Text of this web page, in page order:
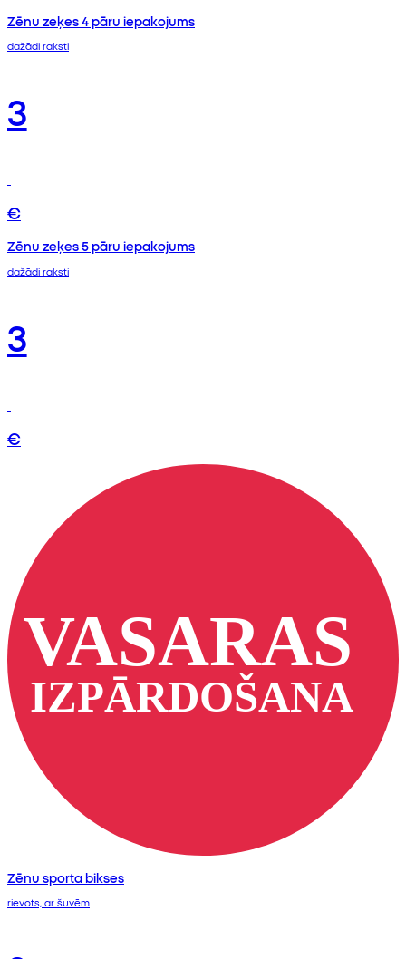
Zēnu zeķes 4 pāru iepakojums
dažādi raksti
3
€
Zēnu zeķes 5 pāru iepakojums
dažādi raksti
3
€
Zēnu sporta bikses
rievots, ar šuvēm